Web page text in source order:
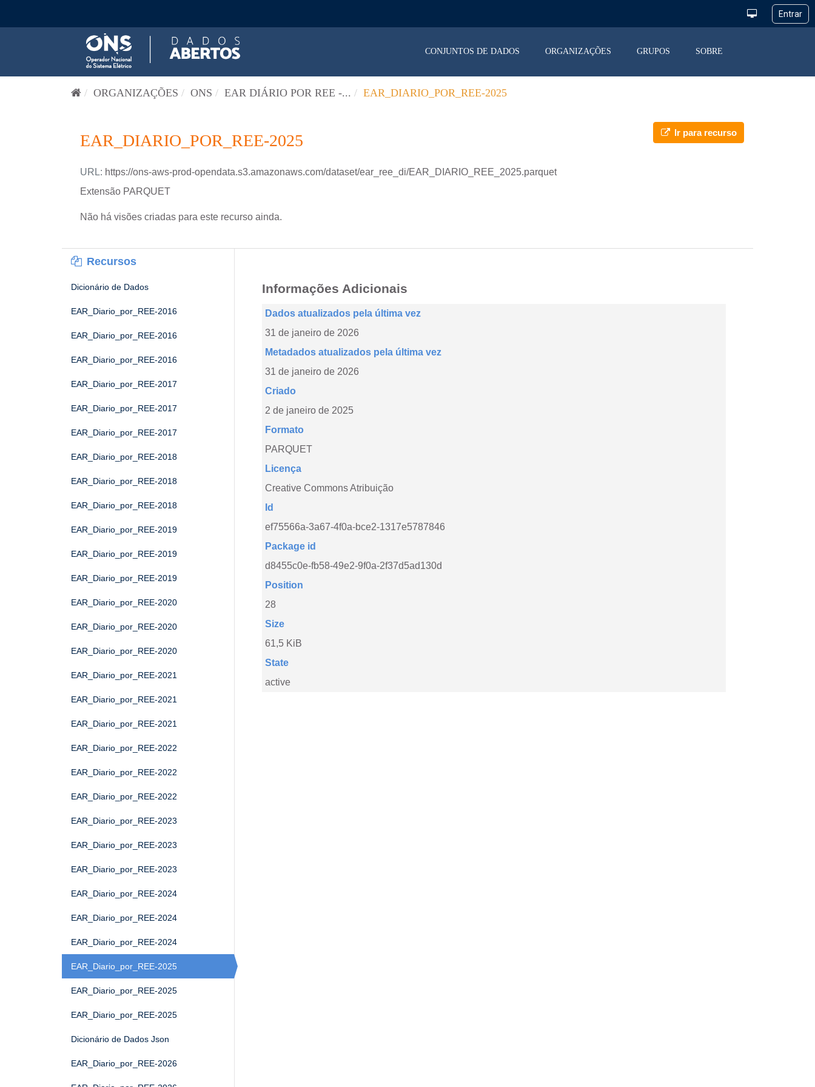
CONJUNTOS DE DADOS ORGANIZAÇÕES GRUPOS SOBRE
ORGANIZAÇÕES ONS EAR DIÁRIO POR REE -... EAR_DIARIO_POR_REE-2025
Ir para recurso
EAR_DIARIO_POR_REE-2025
URL: https://ons-aws-prod-opendata.s3.amazonaws.com/dataset/ear_ree_di/EAR_DIARIO_REE_2025.parquet
Extensão PARQUET
Não há visões criadas para este recurso ainda.
Recursos
Dicionário de Dados
EAR_Diario_por_REE-2016
EAR_Diario_por_REE-2016
EAR_Diario_por_REE-2016
EAR_Diario_por_REE-2017
EAR_Diario_por_REE-2017
EAR_Diario_por_REE-2017
EAR_Diario_por_REE-2018
EAR_Diario_por_REE-2018
EAR_Diario_por_REE-2018
EAR_Diario_por_REE-2019
EAR_Diario_por_REE-2019
EAR_Diario_por_REE-2019
EAR_Diario_por_REE-2020
EAR_Diario_por_REE-2020
EAR_Diario_por_REE-2020
EAR_Diario_por_REE-2021
EAR_Diario_por_REE-2021
EAR_Diario_por_REE-2021
EAR_Diario_por_REE-2022
EAR_Diario_por_REE-2022
EAR_Diario_por_REE-2022
EAR_Diario_por_REE-2023
EAR_Diario_por_REE-2023
EAR_Diario_por_REE-2023
EAR_Diario_por_REE-2024
EAR_Diario_por_REE-2024
EAR_Diario_por_REE-2024
EAR_Diario_por_REE-2025
EAR_Diario_por_REE-2025
EAR_Diario_por_REE-2025
Dicionário de Dados Json
EAR_Diario_por_REE-2026
Informações Adicionais
Dados atualizados pela última vez
31 de janeiro de 2026
Metadados atualizados pela última vez
31 de janeiro de 2026
Criado
2 de janeiro de 2025
Formato
PARQUET
Licença
Creative Commons Atribuição
Id
ef75566a-3a67-4f0a-bce2-1317e5787846
Package id
d8455c0e-fb58-49e2-9f0a-2f37d5ad130d
Position
28
Size
61,5 KiB
State
active